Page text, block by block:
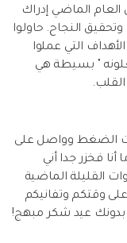
الماضي إدراك
النجاح. حاولوا
التي عملوا
" بسيطة هي
الضغط وواصل على
فخزر جدا أني
القليلة الماضية
وقتكم وتفانيكم
عيد شكر مبهج!